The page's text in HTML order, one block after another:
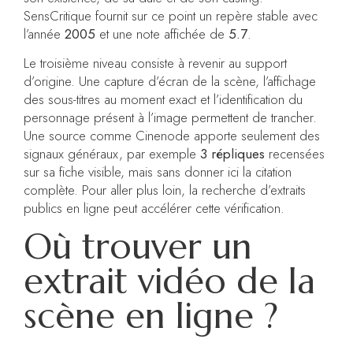
SensCritique fournit sur ce point un repère stable avec
l’année 2005 et une note affichée de 5.7.
Le troisième niveau consiste à revenir au support
d’origine. Une capture d’écran de la scène, l’affichage
des sous-titres au moment exact et l’identification du
personnage présent à l’image permettent de trancher.
Une source comme Cinenode apporte seulement des
signaux généraux, par exemple 3 répliques recensées
sur sa fiche visible, mais sans donner ici la citation
complète. Pour aller plus loin, la recherche d’extraits
publics en ligne peut accélérer cette vérification.
Où trouver un
extrait vidéo de la
scène en ligne ?